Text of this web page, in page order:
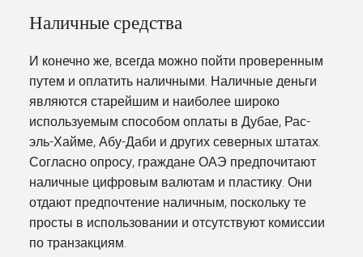
Наличные средства
И конечно же, всегда можно пойти проверенным
путем и оплатить наличными. Наличные деньги
являются старейшим и наиболее широко
используемым способом оплаты в Дубае, Рас-
эль-Хайме, Абу-Даби и других северных штатах.
Согласно опросу, граждане ОАЭ предпочитают
наличные цифровым валютам и пластику. Они
отдают предпочтение наличным, поскольку те
просты в использовании и отсутствуют комиссии
по транзакциям.